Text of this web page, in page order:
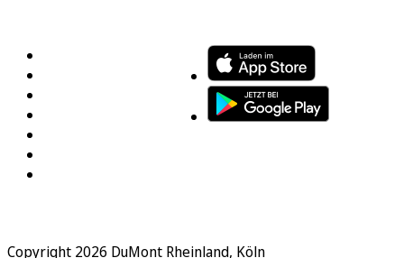
Copyright 2026 DuMont Rheinland, Köln